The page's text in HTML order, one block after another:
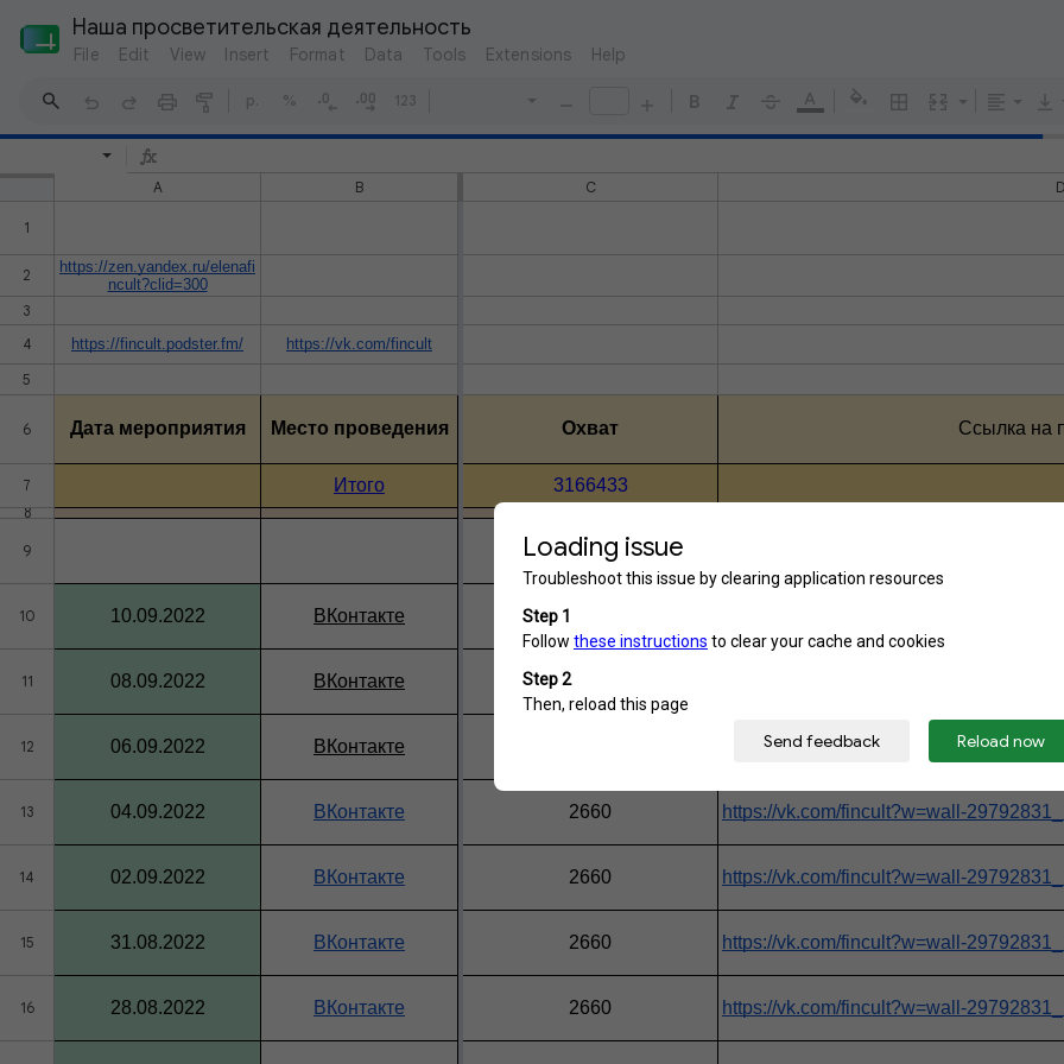
Наша просветительская деятельность
File Edit View Insert Format Data Tools Extensions Help
р. % 123
A B C D
1
2
https://zen.yandex.ru/elenafi
ncult?clid=300
3
4
https://fincult.podster.fm/
https://vk.com/fincult
5
6 Дата мероприятия Место проведения Охват Ссылка на
7 Итого 3166433
8
9
10 10.09.2022 ВКонтакте https://vk.com/fincult?w=wall-
11 08.09.2022 ВКонтакте 2670 https://vk.com/fincult?w=wall-
12 06.09.2022 ВКонтакте https://vk.com/fincult?w=wall-
13 04.09.2022 ВКонтакте 2660 https://vk.com/fincult?w=wall-
14 02.09.2022 ВКонтакте 2660 https://vk.com/fincult?w=wall-
15 31.08.2022 ВКонтакте 2660 https://vk.com/fincult?w=wall-
16 28.08.2022 ВКонтакте 2660 https://vk.com/fincult?w=wall-